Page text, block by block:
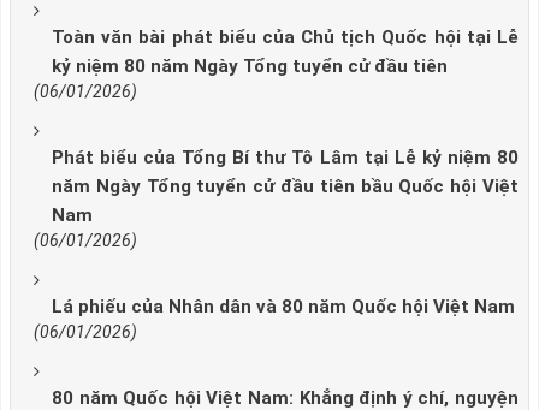
Toàn văn bài phát biểu của Chủ tịch Quốc hội tại Lễ
kỷ niệm 80 năm Ngày Tổng tuyển cử đầu tiên
(06/01/2026)
Phát biểu của Tổng Bí thư Tô Lâm tại Lễ kỷ niệm 80
năm Ngày Tổng tuyển cử đầu tiên bầu Quốc hội Việt
Nam
(06/01/2026)
Lá phiếu của Nhân dân và 80 năm Quốc hội Việt Nam
(06/01/2026)
80 năm Quốc hội Việt Nam: Khẳng định ý chí, nguyện